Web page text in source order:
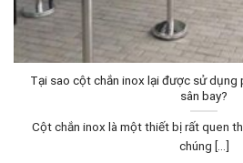
Tại sao cột chắn inox lại được sử dụng
sân bay?
Cột chắn inox là một thiết bị rất quen
chúng [...]